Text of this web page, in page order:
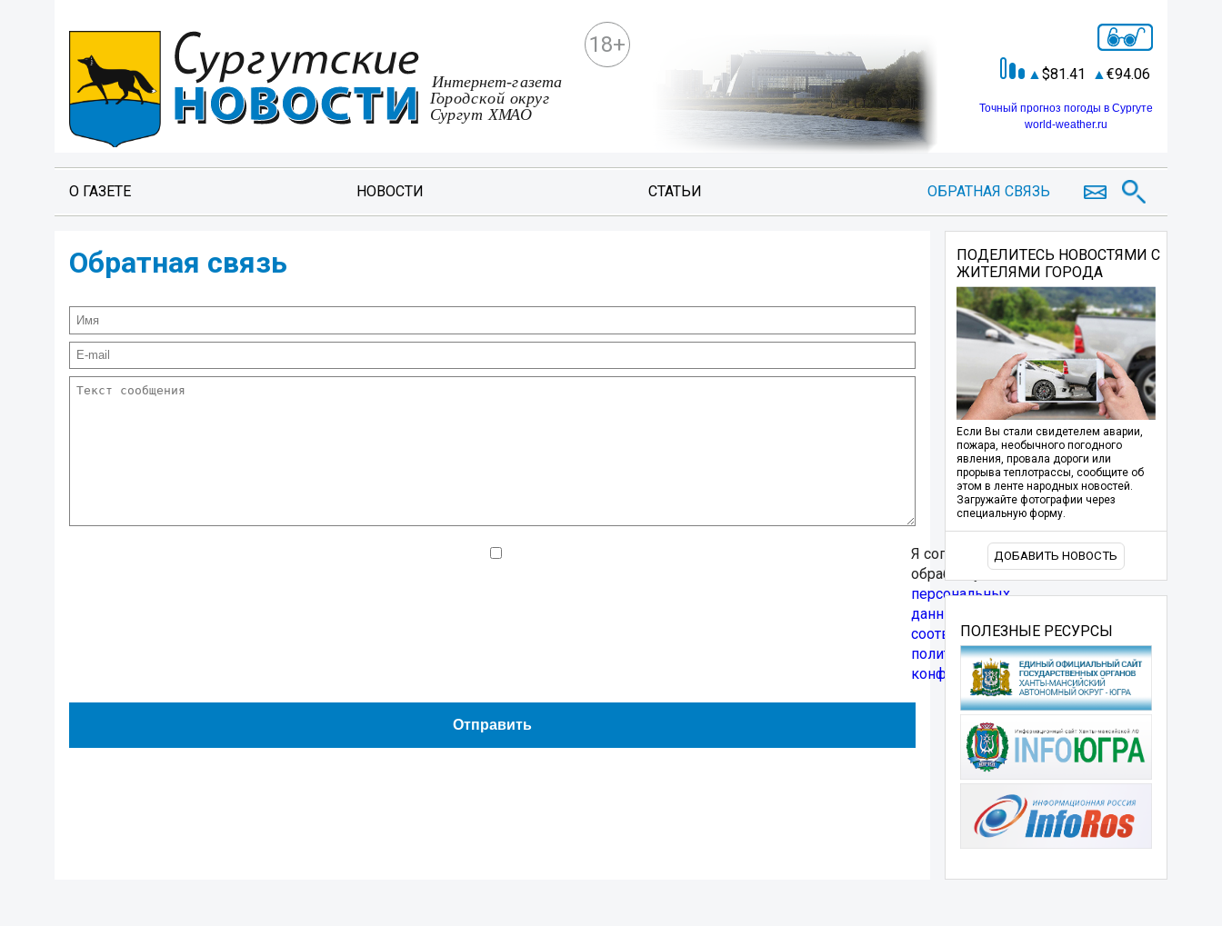
18+
81.41 94.06
Точный прогноз погоды в Сургуте
world-weather.ru
О ГАЗЕТЕ НОВОСТИ СТАТЬИ ОБРАТНАЯ СВЯЗЬ
Обратная связь
Я согласен(а) на
обработку
персональных
данных в
соответствии с
политикой
конфиденциальности
ПОДЕЛИТЕСЬ НОВОСТЯМИ С
ЖИТЕЛЯМИ ГОРОДА
Если Вы стали свидетелем аварии,
пожара, необычного погодного
явления, провала дороги или
прорыва теплотрассы, сообщите об
этом в ленте народных новостей.
Загружайте фотографии через
специальную форму.
ДОБАВИТЬ НОВОСТЬ
ПОЛЕЗНЫЕ РЕСУРСЫ